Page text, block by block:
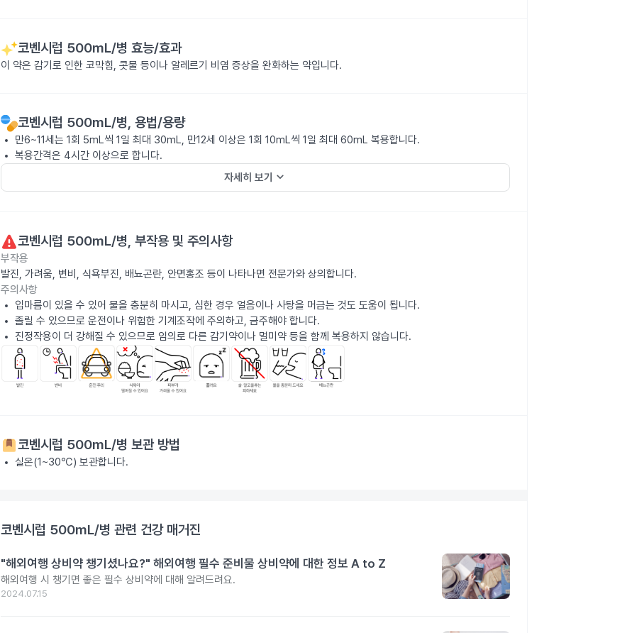
코벤시럽 500mL/병 효능/효과
이 약은 감기로 인한 코막힘, 콧물 등이나 알레르기 비염 증상을 완화하는 약입니다.
코벤시럽 500mL/병, 용법/용량
만6~11세는 1회 5mL씩 1일 최대 30mL, 만12세 이상은 1회 10mL씩 1일 최대 60mL 복용합니다.
복용간격은 4시간 이상으로 합니다.
자세히 보기 keyboard_arrow_down
코벤시럽 500mL/병, 부작용 및 주의사항
부작용
발진, 가려움, 변비, 식욕부진, 배뇨곤란, 안면홍조 등이 나타나면 전문가와 상의합니다.
주의사항
입마름이 있을 수 있어 물을 충분히 마시고, 심한 경우 얼음이나 사탕을 머금는 것도 도움이 됩니다.
졸릴 수 있으므로 운전이나 위험한 기계조작에 주의하고, 금주해야 합니다.
진정작용이 더 강해질 수 있으므로 임의로 다른 감기약이나 멀미약 등을 함께 복용하지 않습니다.
코벤시럽 500mL/병 보관 방법
실온(1~30℃) 보관합니다.
코벤시럽 500mL/병 관련 건강 매거진
"해외여행 상비약 챙기셨나요?" 해외여행 필수 준비물 상비약에 대한 정보 A to Z
해외여행 시 챙기면 좋은 필수 상비약에 대해 알려드려요.
2024.07.15